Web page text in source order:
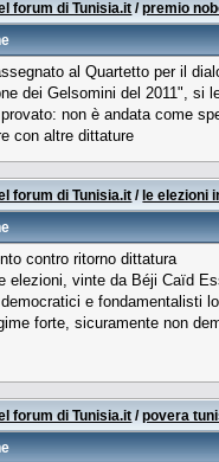
forum di Tunisia.it /premio
al Quartetto per il
dei Gelsomini del 2011", si
non è andata come
con altre dittature
forum di Tunisia.it /le elezioni
contro ritorno dittatura
elezioni, vinte da Béji Caïd
e fondamentalisti
forte, sicuramente non
forum di Tunisia.it /povera